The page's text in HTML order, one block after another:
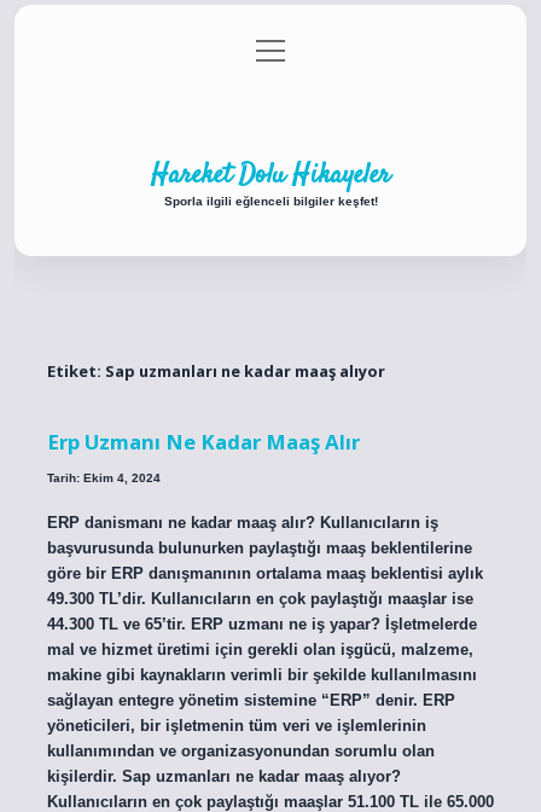
Gizlilik Politikası
menüyü
aç
Hareket Dolu Hikayeler
Sporla ilgili eğlenceli bilgiler keşfet!
Etiket: Sap uzmanları ne kadar maaş alıyor
Erp Uzmanı Ne Kadar Maaş Alır
Tarih: Ekim 4, 2024
ERP danismanı ne kadar maaş alır? Kullanıcıların iş
başvurusunda bulunurken paylaştığı maaş beklentilerine
göre bir ERP danışmanının ortalama maaş beklentisi aylık
49.300 TL’dir. Kullanıcıların en çok paylaştığı maaşlar ise
44.300 TL ve 65’tir. ERP uzmanı ne iş yapar? İşletmelerde
mal ve hizmet üretimi için gerekli olan işgücü, malzeme,
makine gibi kaynakların verimli bir şekilde kullanılmasını
sağlayan entegre yönetim sistemine “ERP” denir. ERP
yöneticileri, bir işletmenin tüm veri ve işlemlerinin
kullanımından ve organizasyonundan sorumlu olan
kişilerdir. Sap uzmanları ne kadar maaş alıyor?
Kullanıcıların en çok paylaştığı maaşlar 51.100 TL ile 65.000